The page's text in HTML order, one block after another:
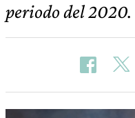
periodo del 2020.